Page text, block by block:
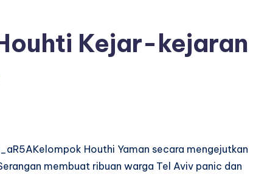
Kejar-kejaran
Houthi Yaman secara mengejutkan
membuat ribuan warga Tel Aviv panic dan